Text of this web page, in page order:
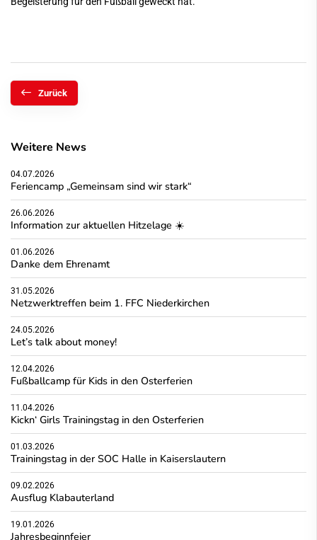
Zurück
Weitere News
04.07.2026
Feriencamp „Gemeinsam sind wir stark“
26.06.2026
Information zur aktuellen Hitzelage ☀️
01.06.2026
Danke dem Ehrenamt
31.05.2026
Netzwerktreffen beim 1. FFC Niederkirchen
24.05.2026
Let’s talk about money!
12.04.2026
Fußballcamp für Kids in den Osterferien
11.04.2026
Kickn‘ Girls Trainingstag in den Osterferien
01.03.2026
Trainingstag in der SOC Halle in Kaiserslautern
09.02.2026
Ausflug Klabauterland
19.01.2026
Jahresbeginnfeier